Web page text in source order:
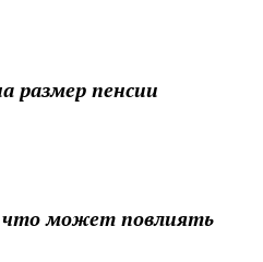
размер пенсии
что может повлиять